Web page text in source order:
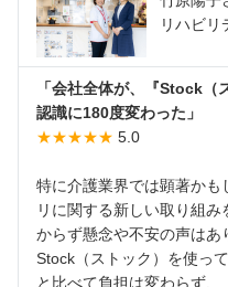
リハビリ
「会社全体が、『Stock（
認識に180度変わった」
★★★★★ 5.0
特に介護業界では顕著か
リに関する新しい取り組
からず懸念や不安の声はあ
Stock（ストック）を使っ
と比べて負担は変わらず